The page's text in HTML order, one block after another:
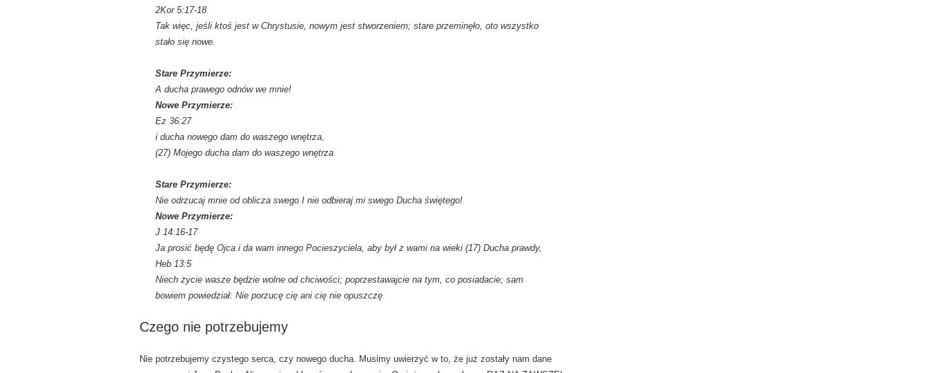
2Kor 5:17-18
Tak więc, jeśli ktoś jest w Chrystusie, nowym jest stworzeniem; stare przeminęło, oto wszystko
stało się nowe.
Stare Przymierze:
A ducha prawego odnów we mnie!
Nowe Przymierze:
Ez 36:27
i ducha nowego dam do waszego wnętrza,
(27) Mojego ducha dam do waszego wnętrza
Stare Przymierze:
Nie odrzucaj mnie od oblicza swego I nie odbieraj mi swego Ducha świętego!
Nowe Przymierze:
J 14:16-17
Ja prosić będę Ojca i da wam innego Pocieszyciela, aby był z wami na wieki (17) Ducha prawdy,
Heb 13:5
Niech życie wasze będzie wolne od chciwości; poprzestawajcie na tym, co posiadacie; sam
bowiem powiedział: Nie porzucę cię ani cię nie opuszczę
Czego nie potrzebujemy
Nie potrzebujemy czystego serca, czy nowego ducha. Musimy uwierzyć w to, że już zostały nam dane